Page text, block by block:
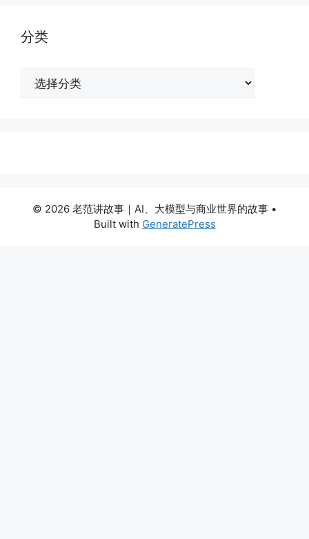
分类
© 2026 老范讲故事｜AI、大模型与商业世界的故事 •
Built with GeneratePress